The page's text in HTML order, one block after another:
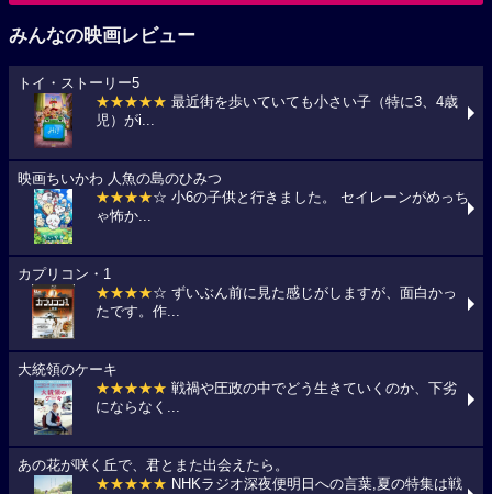
みんなの映画レビュー
トイ・ストーリー5
★★★★★ 最近街を歩いていても小さい子（特に3、4歳
児）がi...
映画ちいかわ 人魚の島のひみつ
★★★★☆ 小6の子供と行きました。 セイレーンがめっち
ゃ怖か...
カプリコン・1
★★★★☆ ずいぶん前に見た感じがしますが、面白かっ
たです。作...
大統領のケーキ
★★★★★ 戦禍や圧政の中でどう生きていくのか、下劣
にならなく...
あの花が咲く丘で、君とまた出会えたら。
★★★★★ NHKラジオ深夜便明日への言葉,夏の特集は戦